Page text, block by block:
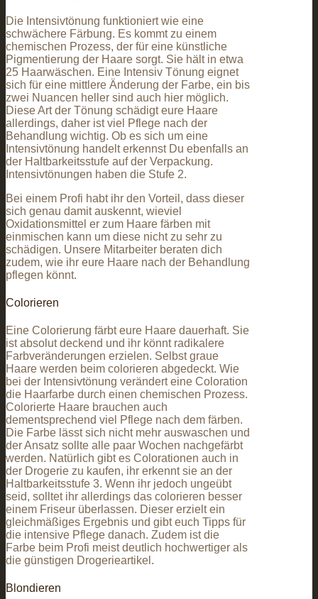
Die Intensivtönung funktioniert wie eine
schwächere Färbung. Es kommt zu einem
chemischen Prozess, der für eine künstliche
Pigmentierung der Haare sorgt. Sie hält in etwa
25 Haarwäschen. Eine Intensiv Tönung eignet
sich für eine mittlere Änderung der Farbe, ein bis
zwei Nuancen heller sind auch hier möglich.
Diese Art der Tönung schädigt eure Haare
allerdings, daher ist viel Pflege nach der
Behandlung wichtig. Ob es sich um eine
Intensivtönung handelt erkennst Du ebenfalls an
der Haltbarkeitsstufe auf der Verpackung.
Intensivtönungen haben die Stufe 2.
Bei einem Profi habt ihr den Vorteil, dass dieser
sich genau damit auskennt, wieviel
Oxidationsmittel er zum Haare färben mit
einmischen kann um diese nicht zu sehr zu
schädigen. Unsere Mitarbeiter beraten dich
zudem, wie ihr eure Haare nach der Behandlung
pflegen könnt.
Colorieren
Eine Colorierung färbt eure Haare dauerhaft. Sie
ist absolut deckend und ihr könnt radikalere
Farbveränderungen erzielen. Selbst graue
Haare werden beim colorieren abgedeckt. Wie
bei der Intensivtönung verändert eine Coloration
die Haarfarbe durch einen chemischen Prozess.
Colorierte Haare brauchen auch
dementsprechend viel Pflege nach dem färben.
Die Farbe lässt sich nicht mehr auswaschen und
der Ansatz sollte alle paar Wochen nachgefärbt
werden. Natürlich gibt es Colorationen auch in
der Drogerie zu kaufen, ihr erkennt sie an der
Haltbarkeitsstufe 3. Wenn ihr jedoch ungeübt
seid, solltet ihr allerdings das colorieren besser
einem Friseur überlassen. Dieser erzielt ein
gleichmäßiges Ergebnis und gibt euch Tipps für
die intensive Pflege danach. Zudem ist die
Farbe beim Profi meist deutlich hochwertiger als
die günstigen Drogerieartikel.
Blondieren